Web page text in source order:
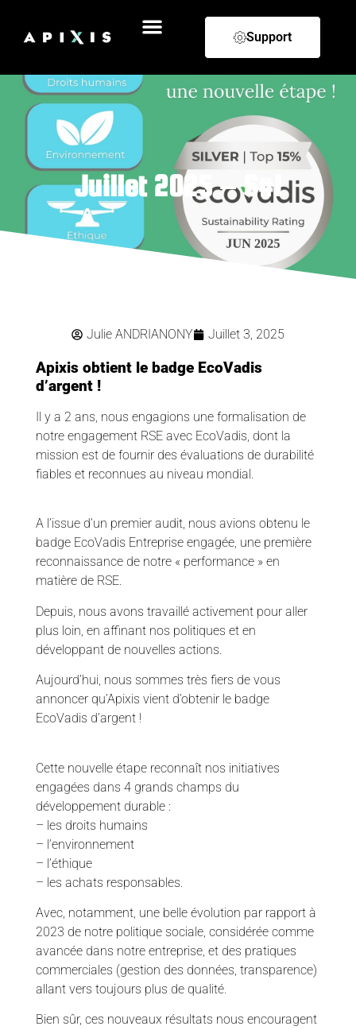
Support
Juillet 2025 – S#1
Julie ANDRIANONY Juillet 3, 2025
Apixis obtient le badge EcoVadis
d’argent !
Il y a 2 ans, nous engagions une formalisation de
notre engagement RSE avec EcoVadis, dont la
mission est de fournir des évaluations de durabilité
fiables et reconnues au niveau mondial.
A l’issue d’un premier audit, nous avions obtenu le
badge EcoVadis Entreprise engagée, une première
reconnaissance de notre « performance » en
matière de RSE.
Depuis, nous avons travaillé activement pour aller
plus loin, en affinant nos politiques et en
développant de nouvelles actions.
Aujourd’hui, nous sommes très fiers de vous
annoncer qu’Apixis vient d’obtenir le badge
EcoVadis d’argent !
Cette nouvelle étape reconnaît nos initiatives
engagées dans 4 grands champs du
développement durable :
– les droits humains
– l’environnement
– l’éthique
– les achats responsables.
Avec, notamment, une belle évolution par rapport à
2023 de notre politique sociale, considérée comme
avancée dans notre entreprise, et des pratiques
commerciales (gestion des données, transparence)
allant vers toujours plus de qualité.
Bien sûr, ces nouveaux résultats nous encouragent